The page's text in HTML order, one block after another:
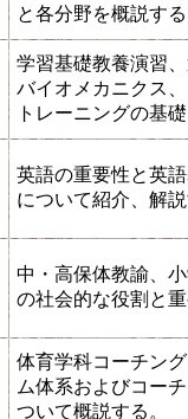
と各分野を概説す
学習基礎教養演習
バイオメカニクス
トレーニングの基
英語の重要性と英
について紹介、解
中・高保体教諭、
の社会的な役割と
体育学科コーチン
ム体系およびコー
ついて概説する。